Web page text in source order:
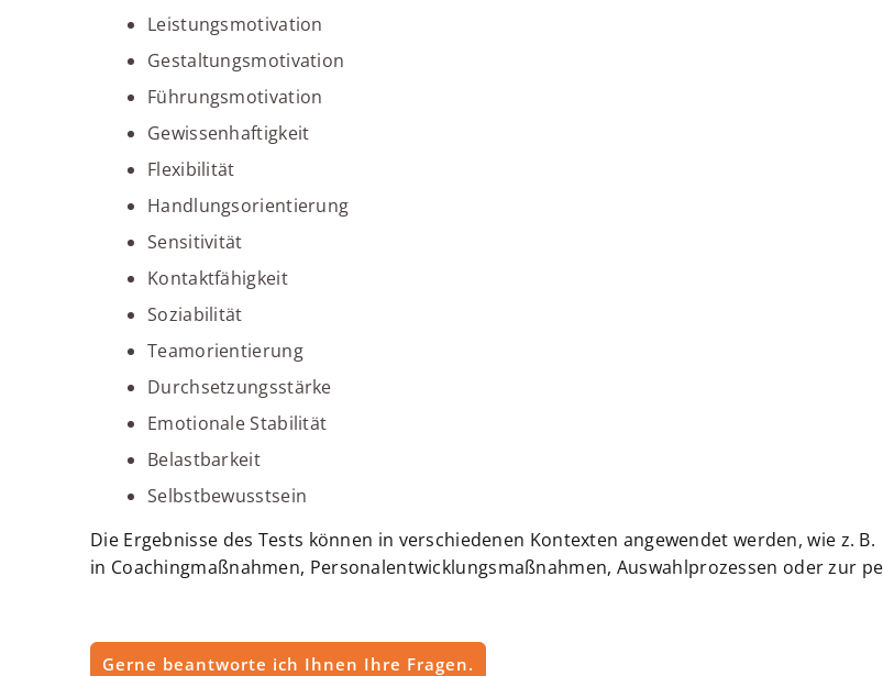
Leistungsmotivation
Gestaltungsmotivation
Führungsmotivation
Gewissenhaftigkeit
Flexibilität
Handlungsorientierung
Sensitivität
Kontaktfähigkeit
Soziabilität
Teamorientierung
Durchsetzungsstärke
Emotionale Stabilität
Belastbarkeit
Selbstbewusstsein
Die Ergebnisse des Tests können in verschiedenen Kontexten angewendet werden, wie z. B.
in Coachingmaßnahmen, Personalentwicklungsmaßnahmen, Auswahlprozessen oder zur
Gerne beantworte ich Ihnen Ihre Fragen.